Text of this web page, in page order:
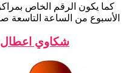
كما يكون الرقم الخاص
الأسبوع من الساعة
شكاوي اعطال